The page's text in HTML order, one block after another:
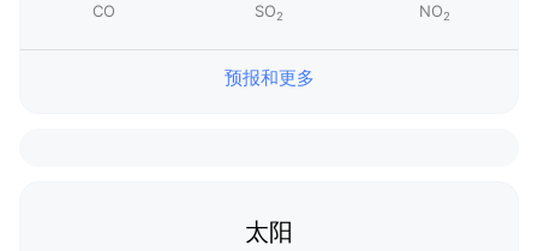
CO SO2 NO2
预报和更多
太阳